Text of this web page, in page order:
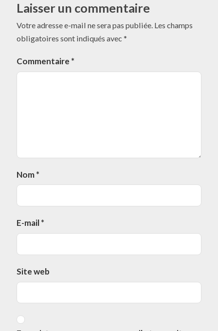
Laisser un commentaire
Votre adresse e-mail ne sera pas publiée. Les champs
obligatoires sont indiqués avec *
Commentaire *
Nom*
E-mail*
Site web